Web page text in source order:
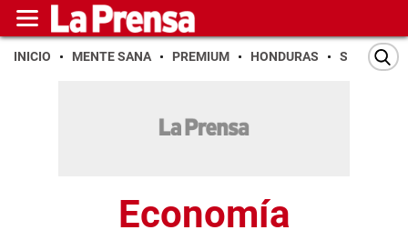
INICIO MENTE SANA PREMIUM HONDURAS SAN PEDRO
Economía